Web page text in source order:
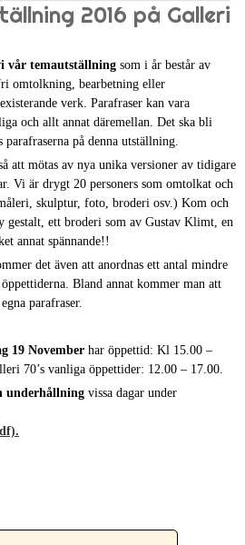
2016 på Galleri
vår temautställning som i år består av
omtolkning, bearbetning eller
verk. Parafraser kan vara
och allt annat däremellan. Det ska bli
parafraserna på denna utställning.
att mötas av nya unika versioner av tidigare
Vi är drygt 20 personers som omtolkat och
skulptur, foto, broderi osv.) Kom och
gestalt, ett broderi som av Gustav Klimt, en
annat spännande!!
det även att anordnas ett antal mindre
Bland annat kommer man att
parafraser.
19 November har öppettid: Kl 15.00 –
70’s vanliga öppettider: 12.00 – 17.00.
underhållning vissa dagar under